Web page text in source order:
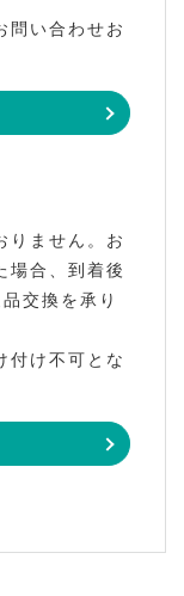
問い合わせお
りません。お
場合、到着後
交換を承り
付け不可とな